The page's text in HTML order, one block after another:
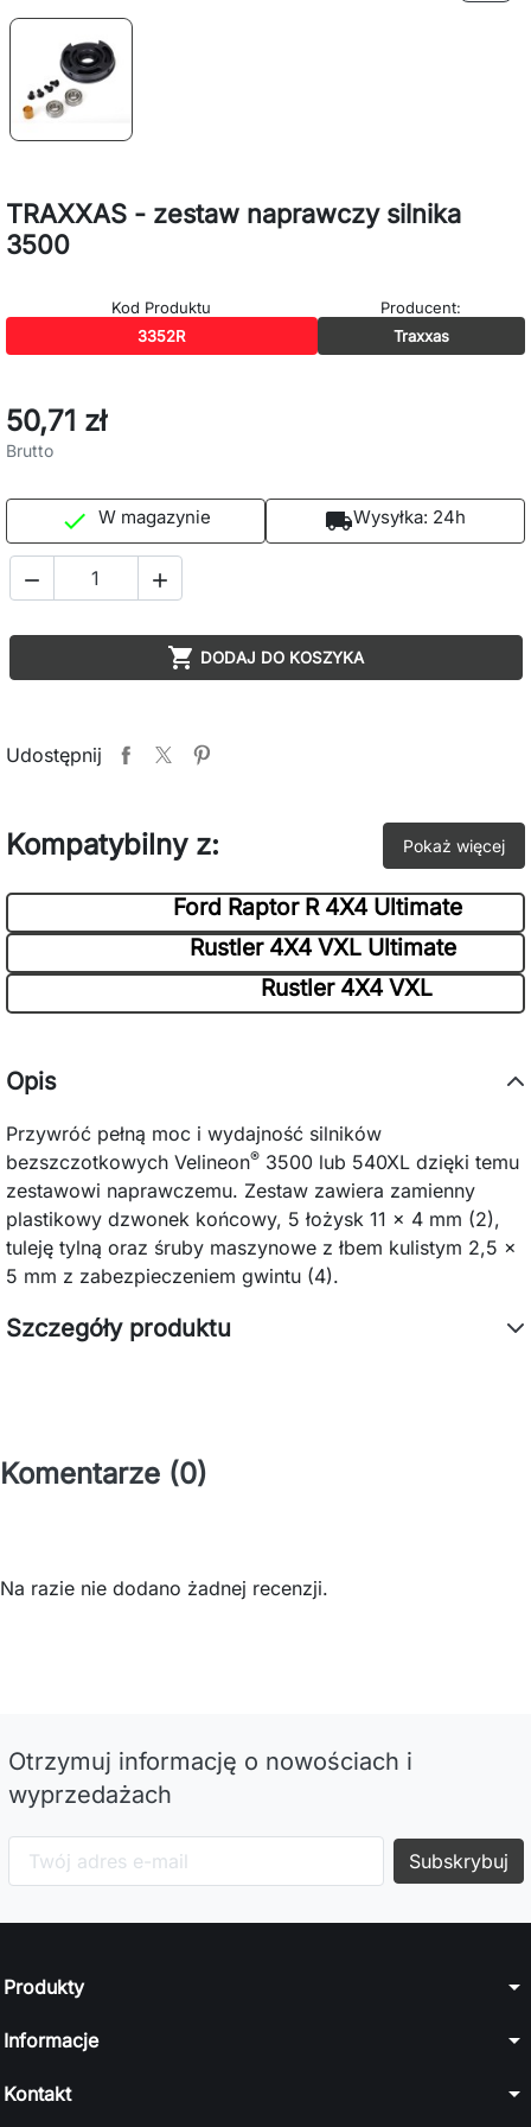
TRAXXAS - zestaw naprawczy silnika
3500
Kod Produktu
3352R
Producent:
Traxxas
50,71 zł
Brutto
 W magazynie local_shippingWysyłka: 24h
 
 DODAJ DO KOSZYKA
Udostępnij
Kompatybilny z: Pokaż więcej
Ford Raptor R 4X4 Ultimate
Rustler 4X4 VXL Ultimate
Rustler 4X4 VXL
Opis
Przywróć pełną moc i wydajność silników
bezszczotkowych Velineon® 3500 lub 540XL dzięki temu
zestawowi naprawczemu. Zestaw zawiera zamienny
plastikowy dzwonek końcowy, 5 łożysk 11 x 4 mm (2),
tuleję tylną oraz śruby maszynowe z łbem kulistym 2,5 x
5 mm z zabezpieczeniem gwintu (4).
Szczegóły produktu
Komentarze (0)
Na razie nie dodano żadnej recenzji.
Otrzymuj informację o nowościach i
wyprzedażach
Produkty arrow_drop_down
Informacje arrow_drop_down
Kontakt arrow_drop_down